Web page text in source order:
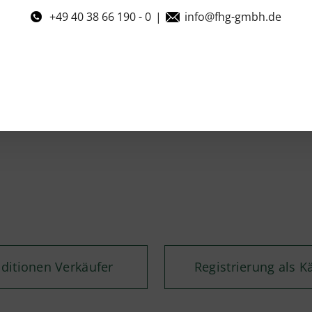
+49 40 38 66 190 - 0 | info@fhg-gmbh.de
Verkäufer Registrierung als